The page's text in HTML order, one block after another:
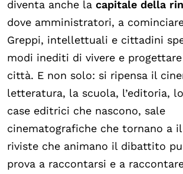
diventa anche la capitale della
dove amministratori, a
Greppi, intellettuali e cittadini
modi inediti di vivere e
città. E non solo: si ripensa il
letteratura, la scuola, l’editoria,
case editrici che nascono, sale
cinematografiche che tornano a
riviste che animano il dibattito
prova a raccontarsi e a